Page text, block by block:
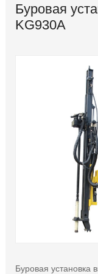
Буровая
KG930A
Буровая установка